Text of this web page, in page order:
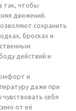
так, чтобы
движений.
сохранить
бросках и
действий и
и
даже при
чувствовать себя
от её